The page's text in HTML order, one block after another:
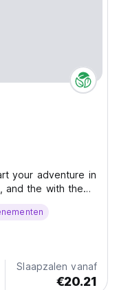
your adventure in
and the with the
of Split. With
we literally
Slaapzalen vanaf
€20.21